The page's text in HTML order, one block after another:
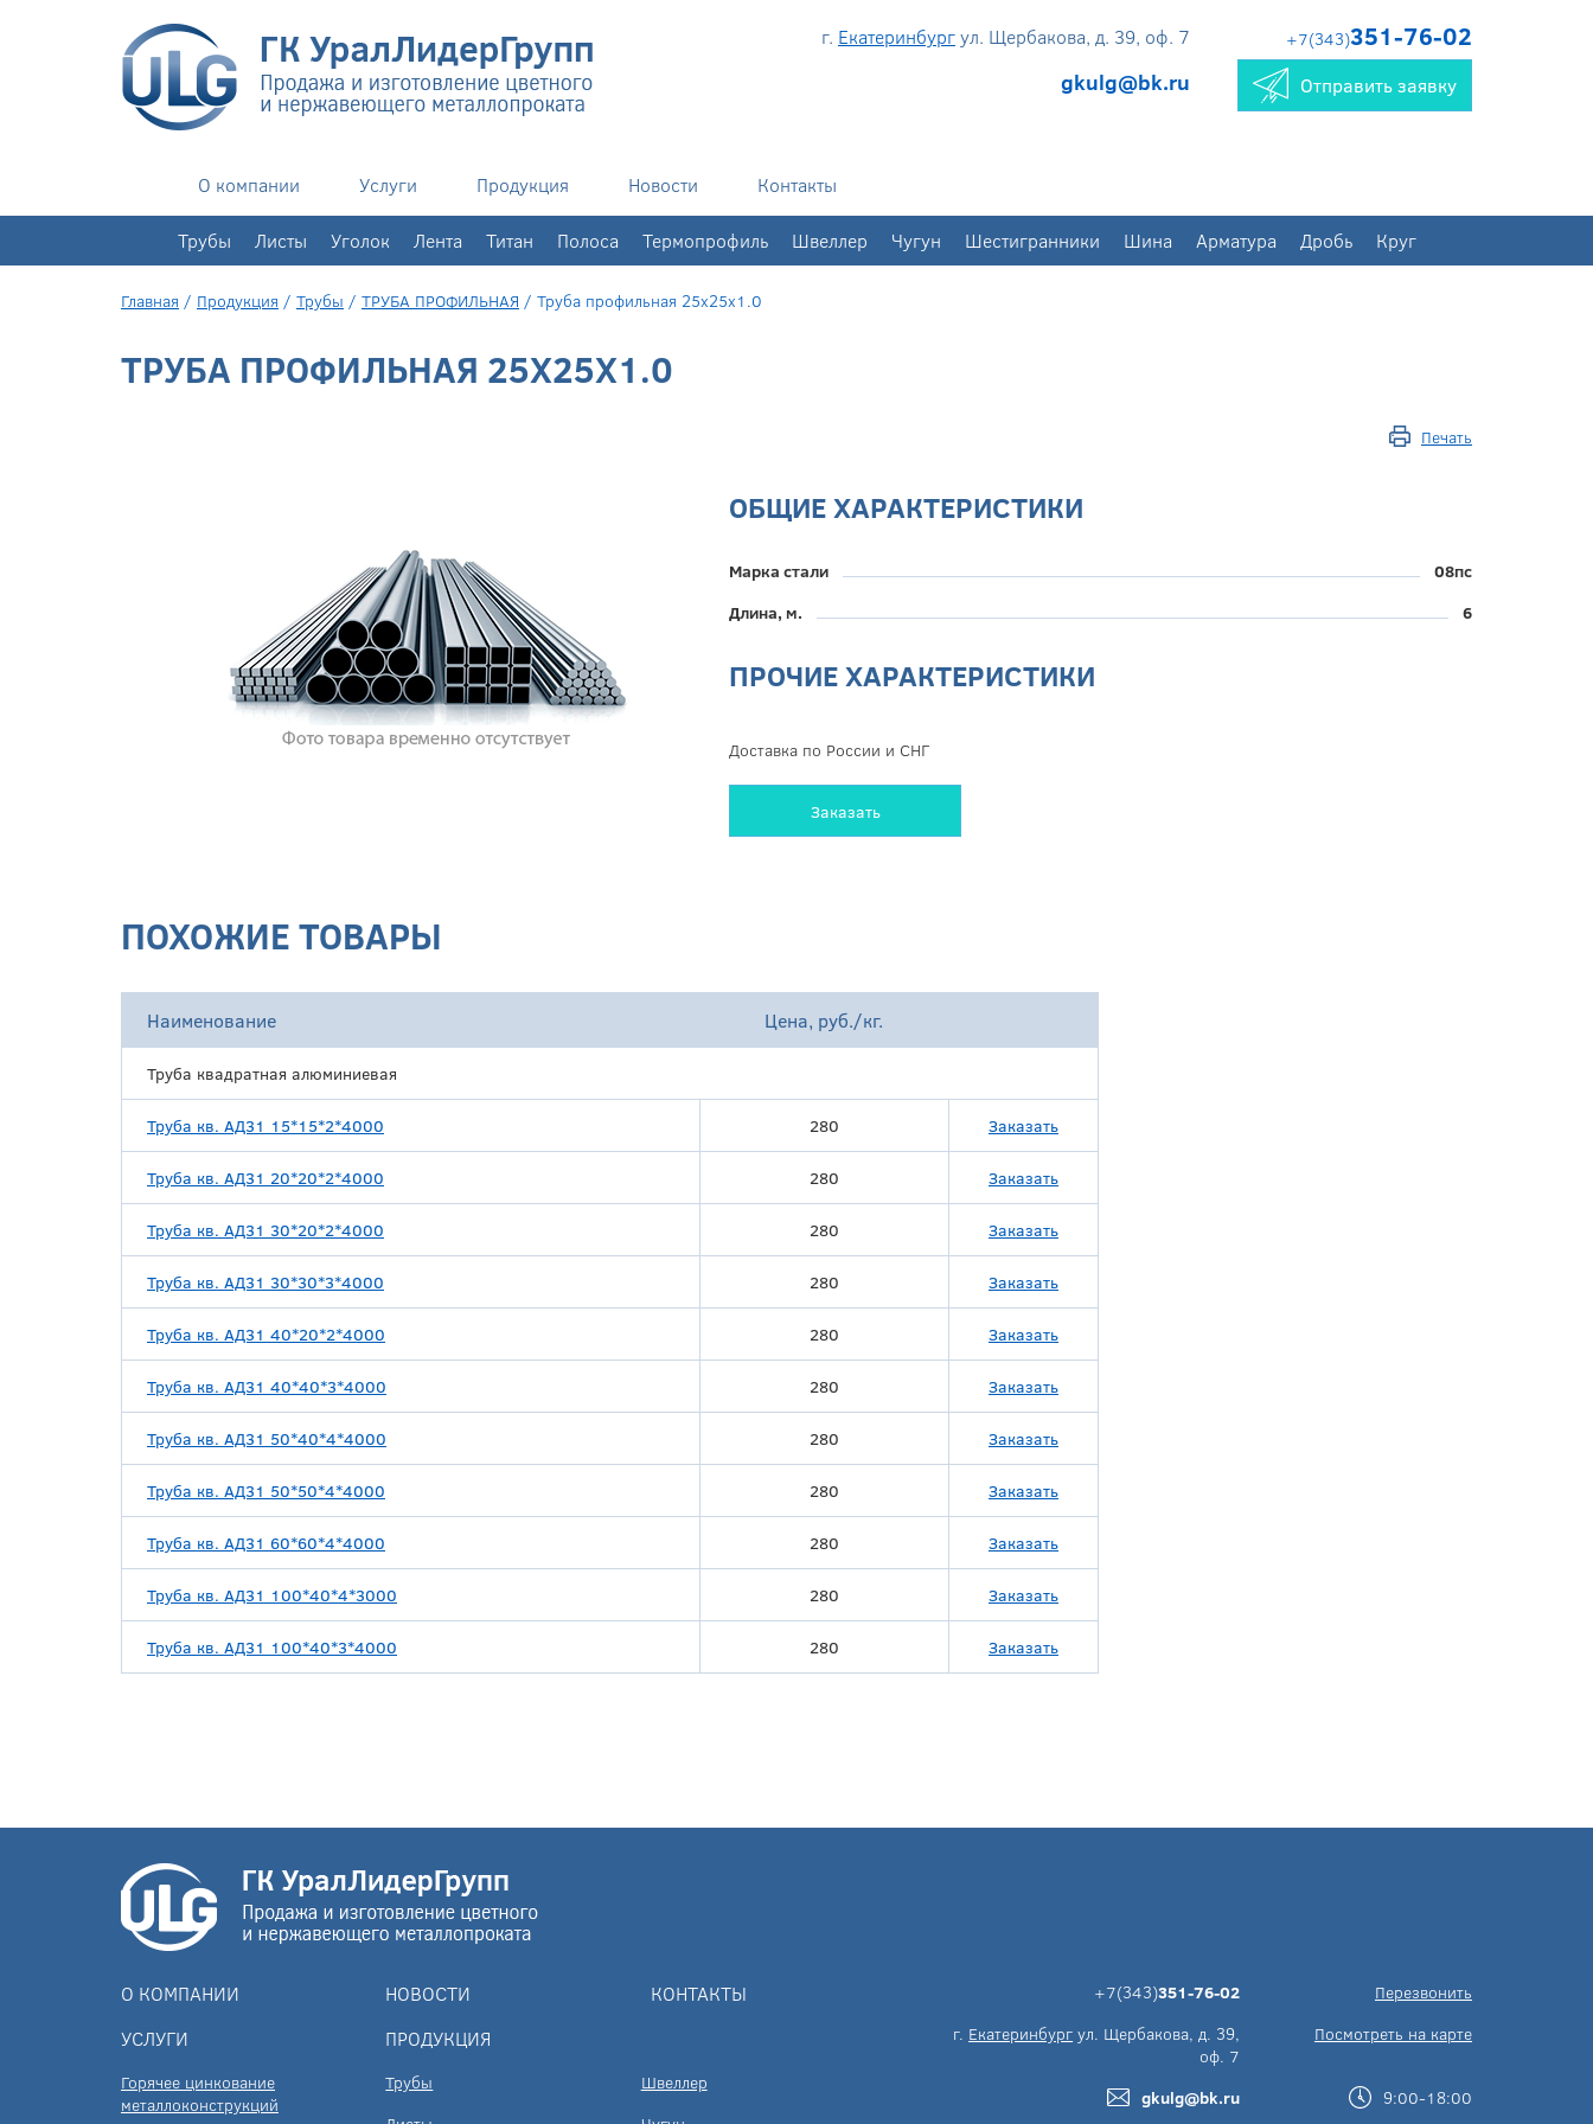
г. Екатеринбургул. Щербакова, д. 39, оф. 7
gkulg@bk.ru
+7(343)351-76-02
Отправить заявку
+7(343)351-76-02
О компании Услуги Продукция Новости Контакты
Трубы Листы Уголок Лента Титан Полоса Термопрофиль Швеллер Чугун Шестигранники Шина Арматура Дробь Круг
Главная / Продукция / Трубы / ТРУБА ПРОФИЛЬНАЯ / Труба профильная 25х25х1.0
ТРУБА ПРОФИЛЬНАЯ 25Х25Х1.0
Печать
ОБЩИЕ ХАРАКТЕРИСТИКИ
Марка стали
08пс
Длина, м.
6
ПРОЧИЕ ХАРАКТЕРИСТИКИ
Доставка по России и СНГ
Заказать
ПОХОЖИЕ ТОВАРЫ
Наименование Цена, руб./кг.
Труба квадратная алюминиевая
Труба кв. АД31 15*15*2*4000 280 Заказать
Труба кв. АД31 20*20*2*4000 280 Заказать
Труба кв. АД31 30*20*2*4000 280 Заказать
Труба кв. АД31 30*30*3*4000 280 Заказать
Труба кв. АД31 40*20*2*4000 280 Заказать
Труба кв. АД31 40*40*3*4000 280 Заказать
Труба кв. АД31 50*40*4*4000 280 Заказать
Труба кв. АД31 50*50*4*4000 280 Заказать
Труба кв. АД31 60*60*4*4000 280 Заказать
Труба кв. АД31 100*40*4*3000 280 Заказать
Труба кв. АД31 100*40*3*4000 280 Заказать
О КОМПАНИИ НОВОСТИ
КОНТАКТЫ
УСЛУГИ
Горячее цинкование
металлоконструкций
ПРОДУКЦИЯ
Трубы
Швеллер
+7(343)351-76-02
Перезвонить
г. Екатеринбург ул. Щербакова, д. 39,
оф. 7
Посмотреть на карте
gkulg@bk.ru 9:00-18:00